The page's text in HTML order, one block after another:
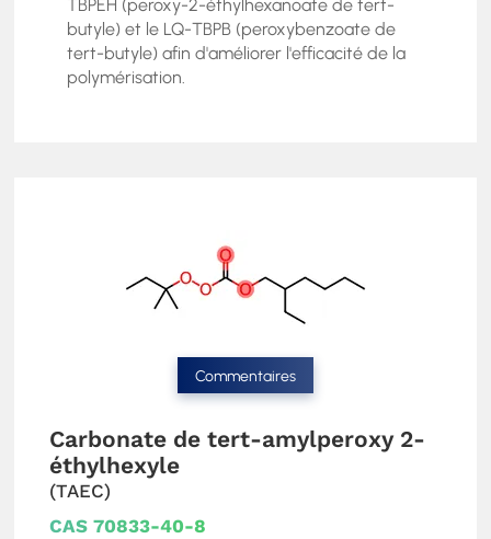
TBPEH (peroxy-2-éthylhexanoate de tert-
butyle) et le LQ-TBPB (peroxybenzoate de
tert-butyle) afin d'améliorer l'efficacité de la
polymérisation.
Commentaires
Carbonate de tert-amylperoxy 2-
éthylhexyle
(TAEC)
CAS 70833-40-8